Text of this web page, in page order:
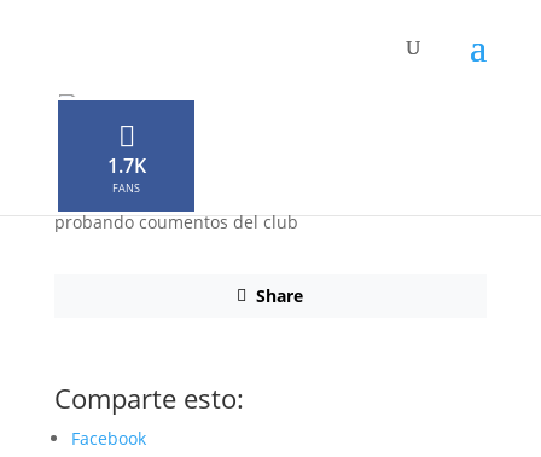
1.7K
FANS
Prueba
Neophron
probando coumentos del club
Share
Comparte esto:
Facebook